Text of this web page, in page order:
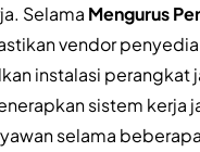
Selama Mengurus
vendor penyedia
instalasi perangkat
sistem kerja
selama